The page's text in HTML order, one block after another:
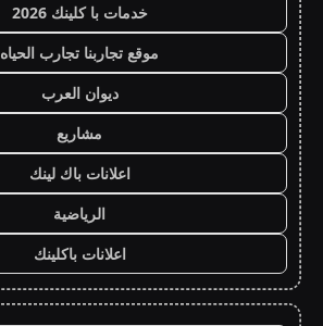
خدمات با كلينك 2026
موقع تجاربنا تجارب الحياه
ديوان العرب
مشاريع
اعلانات باك لينك
الرياضية
اعلانات باكلينك